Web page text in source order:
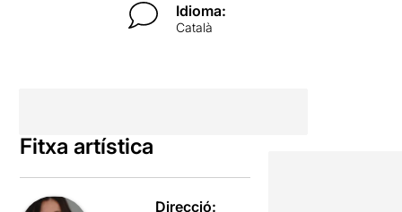
Idioma:
Català
Fitxa artística
Direcció: